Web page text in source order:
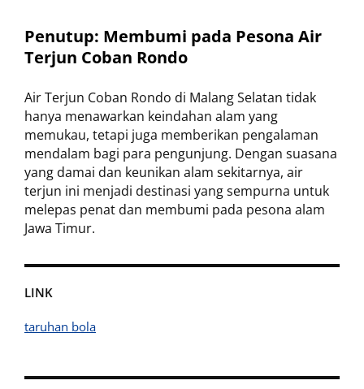
LINK
taruhan bola
Penutup: Membumi pada Pesona Air
Terjun Coban Rondo
Air Terjun Coban Rondo di Malang Selatan tidak
hanya menawarkan keindahan alam yang
memukau, tetapi juga memberikan pengalaman
mendalam bagi para pengunjung. Dengan suasana
yang damai dan keunikan alam sekitarnya, air
terjun ini menjadi destinasi yang sempurna untuk
melepas penat dan membumi pada pesona alam
Jawa Timur.